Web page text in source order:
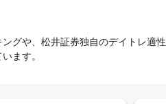
グや、松井証券独自のデイトレ適性
ます。